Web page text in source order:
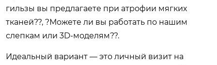
гильзы вы предлагаете при атрофии мягких
тканей??, ?Можете ли вы работать по нашим
слепкам или 3D-моделям??.
Идеальный вариант — это личный визит на